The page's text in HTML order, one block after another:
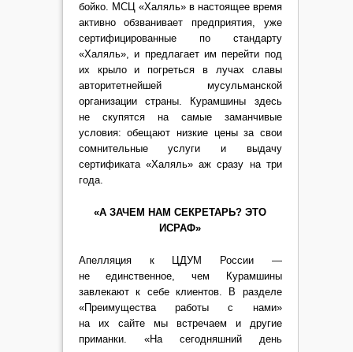
бойко. МСЦ «Халяль» в настоящее время
активно обзванивает предприятия, уже
сертифицированные по стандарту
«Халяль», и предлагает им перейти под
их крыло и погреться в лучах славы
авторитетнейшей мусульманской
организации страны. Курамшины здесь
не скупятся на самые заманчивые
условия: обещают низкие цены за свои
сомнительные услуги и выдачу
сертификата «Халяль» аж сразу на три
года.
«А ЗАЧЕМ НАМ СЕКРЕТАРЬ? ЭТО
ИСРАФ»
Апелляция к ЦДУМ России —
не единственное, чем Курамшины
завлекают к себе клиентов. В разделе
«Преимущества работы с нами»
на их сайте мы встречаем и другие
приманки. «На сегодняшний день